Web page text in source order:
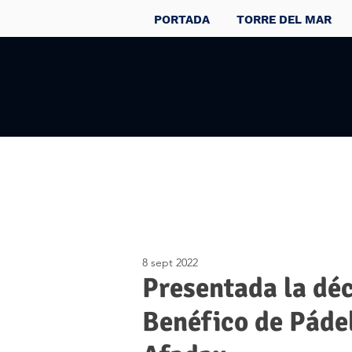
PORTADA TORRE DEL MAR
Presentada la
Benéfico de
8 sept 2022